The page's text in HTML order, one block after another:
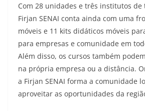
Com 28 unidades e três institutos de
Firjan SENAI conta ainda com uma
móveis e 11 kits didáticos móveis
para empresas e comunidade em
Além disso, os cursos também
na própria empresa ou a distância.
a Firjan SENAI forma a comunidade
aproveitar as oportunidades da